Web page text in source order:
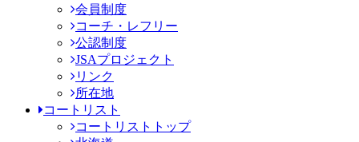
会員制度
コーチ・レフリー
公認制度
JSAプロジェクト
リンク
所在地
コートリスト
コートリストトップ